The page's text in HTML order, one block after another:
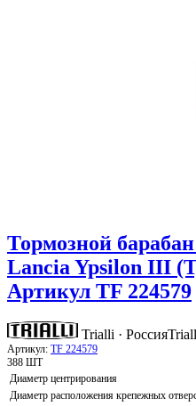
Тормозной
Lancia Ypsilon III
Артикул TF 224579
Trialli · Россия
Артикул: TF 224579
388 ШТ
Диаметр центрирования
Диаметр расположения крепежных